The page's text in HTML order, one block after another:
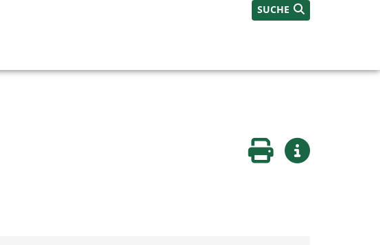
SUCHE
Seite druckenWeitere Infos